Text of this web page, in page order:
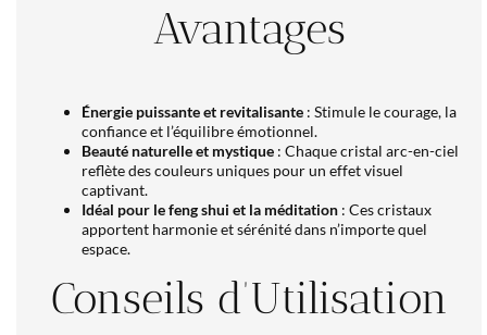
Avantages
Énergie puissante et revitalisante : Stimule le courage, la
confiance et l’équilibre émotionnel.
Beauté naturelle et mystique : Chaque cristal arc-en-ciel
reflète des couleurs uniques pour un effet visuel
captivant.
Idéal pour le feng shui et la méditation : Ces cristaux
apportent harmonie et sérénité dans n’importe quel
espace.
Conseils d’Utilisation